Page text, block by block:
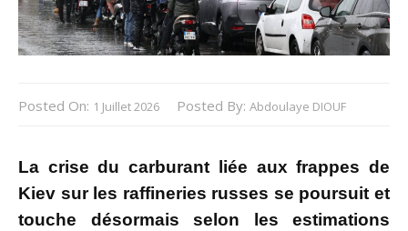
Posted On: 1 Juillet 2026 Posted By: Abdoulaye DIOUF
La crise du carburant liée aux frappes de
Kiev sur les raffineries russes se poursuit et
touche désormais selon les estimations